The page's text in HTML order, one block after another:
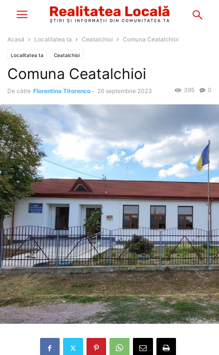
Acasă Localitatea ta Ceatalchioi Comuna Ceatalchioi
Localitatea ta Ceatalchioi
Comuna Ceatalchioi
De către Florentina Titorenco - 26 septembrie 2023 0
395